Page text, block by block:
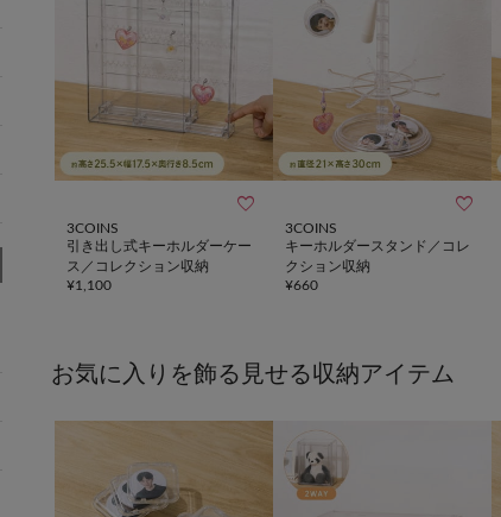

3COINS
引き出し式キーホルダーケー
ス／コレクション収納
¥1,100

3COINS
キーホルダースタンド／コレ
クション収納
¥660
お気に入りを飾る見せる収納アイテム